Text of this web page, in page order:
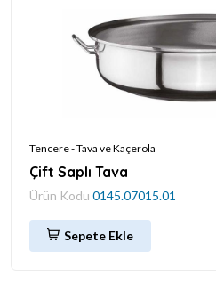
Tencere - Tava ve Kaçerola
Çift Saplı Tava
Ürün Kodu 0145.07015.01
Sepete Ekle